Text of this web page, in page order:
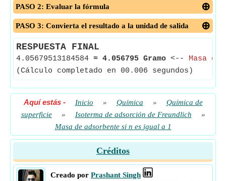
PASO 2: Evaluar la fórmula
PASO 3: Convierta el resultado a la unidad de salida
RESPUESTA FINAL
4.05679513184584 ≈ 4.056795 Gramo <-- Masa de
(Cálculo completado en 00.006 segundos)
Aquí estás- Inicio » Química »
Química de
superficie
» Isoterma de adsorción de Freundlich
»
Masa de adsorbente si n es igual a 1
Créditos
Creado por Prashant Singh